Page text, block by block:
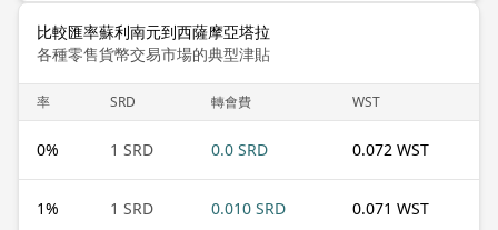
比較匯率蘇利南元到西薩摩亞塔拉
各種零售貨幣交易市場的典型津貼
率 SRD 轉會費 WST
0% 1 SRD 0.0 SRD 0.072 WST
1% 1 SRD 0.010 SRD 0.071 WST